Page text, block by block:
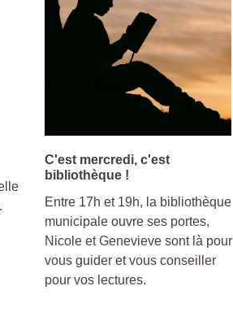
C'est mercredi, c'est
bibliothèque !
Entre 17h et 19h, la bibliothèque
municipale ouvre ses portes,
Nicole et Genevieve sont là pour
vous guider et vous conseiller
pour vos lectures.